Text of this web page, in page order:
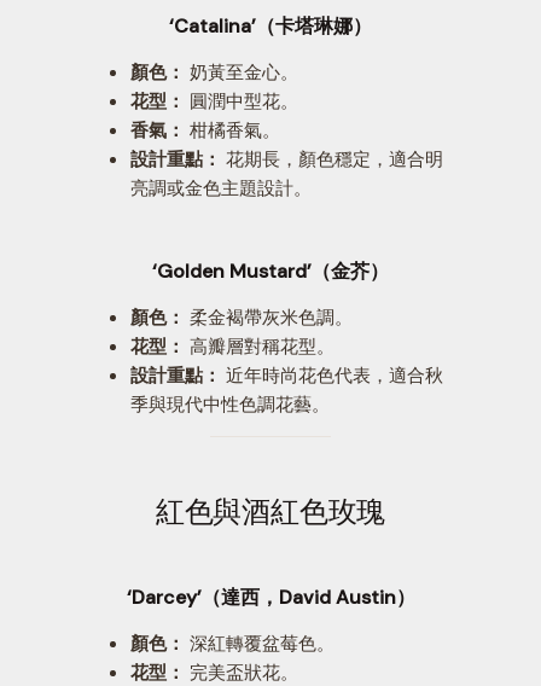
‘Catalina’（卡塔琳娜）
顏色： 奶黃至金心。
花型： 圓潤中型花。
香氣： 柑橘香氣。
設計重點： 花期長，顏色穩定，適合明
亮調或金色主題設計。
‘Golden Mustard’（金芥）
顏色： 柔金褐帶灰米色調。
花型： 高瓣層對稱花型。
設計重點： 近年時尚花色代表，適合秋
季與現代中性色調花藝。
紅色與酒紅色玫瑰
‘Darcey’（達西，David Austin）
顏色： 深紅轉覆盆莓色。
花型： 完美盃狀花。